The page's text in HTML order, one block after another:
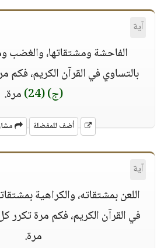
آية
الفاحشة ومشتقاتها، والغضب
بالتساوي في القرآن الكريم، فكم
(ج)(24) مرة.
أضف للمفضلة
آية
اللعن بمشتقاته، والكراهية
في القرآن الكريم، فكم مرة تكرر
مرة.